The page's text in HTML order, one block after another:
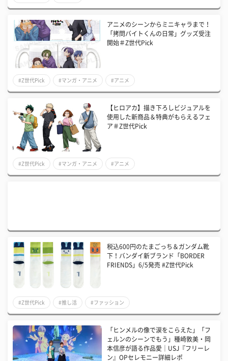
アニメのシーンからミニキャラまで！
「拷問バイトくんの日常」グッズ受注
開始＃Z世代Pick
#Z世代Pick #マンガ・アニメ #アニメ
【ヒロアカ】描き下ろしビジュアルを
使用した新商品＆特典がもらえるフェ
ア＃Z世代Pick
#Z世代Pick #マンガ・アニメ #アニメ
税込600円のたまごっち＆ガンダム靴
下！バンダイ新ブランド「BORDER
FRIENDS」6/5発売 #Z世代Pick
#Z世代Pick #推し活 #ファッション
「ヒンメルの像で涙をこらえた」「フ
ェルンのシーンでもう」種崎敦美・岡
本信彦が語る作品愛│USJ『フリーレ
ン』OPセレモニー詳細レポ